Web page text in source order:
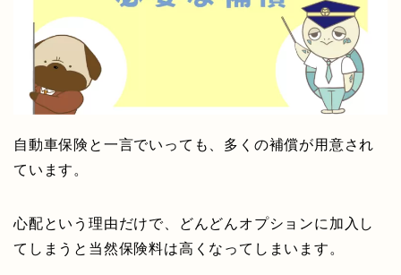
自動車保険と一言でいっても、多くの補償が用意され
ています。
心配という理由だけで、どんどんオプションに加入し
てしまうと当然保険料は高くなってしまいます。